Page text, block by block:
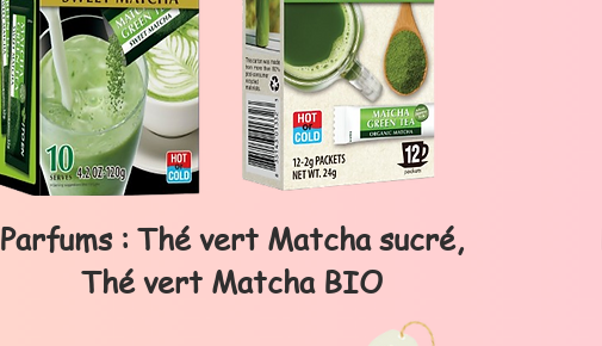
Parfums : Thé vert Matcha sucré,
Thé vert Matcha BIO